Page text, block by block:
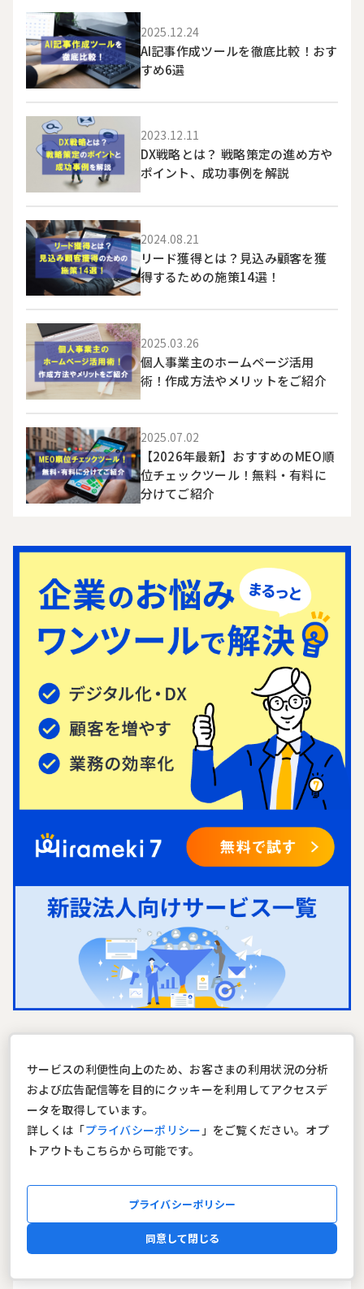
2025.12.24
AI記事作成ツールを徹底比較！おす
すめ6選
2023.12.11
DX戦略とは？ 戦略策定の進め方や
ポイント、成功事例を解説
2024.08.21
リード獲得とは？見込み顧客を獲
得するための施策14選！
2025.03.26
個人事業主のホームページ活用
術！作成方法やメリットをご紹介
2025.07.02
【2026年最新】おすすめのMEO順
位チェックツール！無料・有料に
分けてご紹介
Webサイト
ITの知識がない方もパーツ組み込みで
簡単にサイトを作成できます。
フォーム
アンケート調査やセミナー受付など幅
広く活用できるフォームです。
サービスの利便性向上のため、お客さまの利用状況の分析
および広告配信等を目的にクッキーを利用してアクセスデ
ータを取得しています。
詳しくは「プライバシーポリシー」をご覧ください。オプ
トアウトもこちらから可能です。
プライバシーポリシー
同意して閉じる